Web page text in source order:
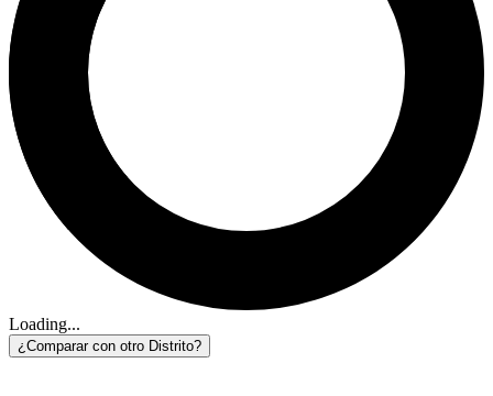
Loading...
¿Comparar con otro Distrito?